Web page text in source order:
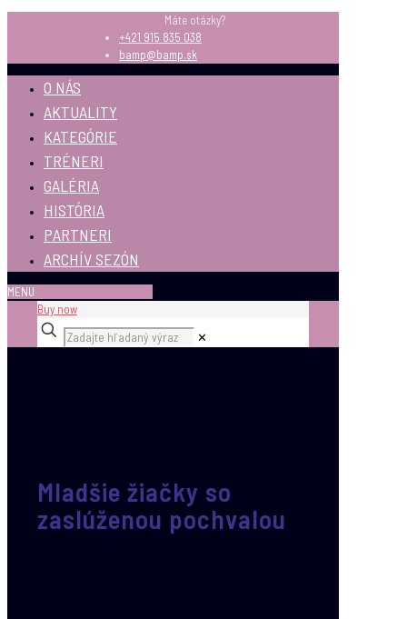
Máte otázky?
+421 915 835 038
bamp@bamp.sk
O NÁS
AKTUALITY
KATEGÓRIE
TRÉNERI
GALÉRIA
HISTÓRIA
PARTNERI
ARCHÍV SEZÓN
MENU
Buy now
✕
Mladšie žiačky so
zaslúženou pochvalou